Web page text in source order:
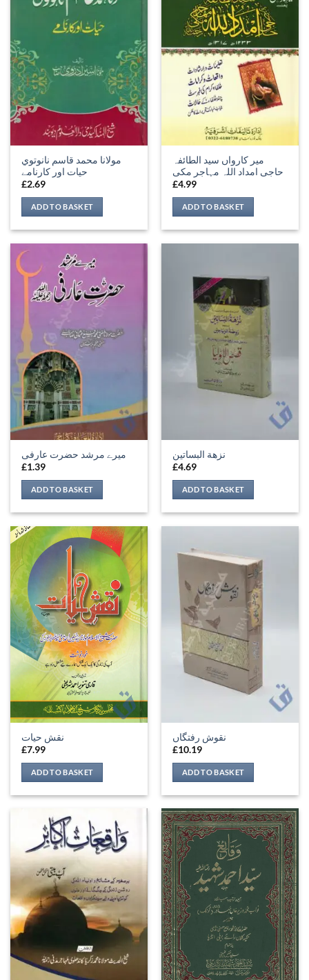
مولانا محمد قاسم نانوتوي
حیات اور کارنامے
£2.69
ADD TO BASKET
مير كارواں سید الطائفہ
حاجی امداد اللہ مہاجر مکی
£4.99
ADD TO BASKET
میرے مرشد حضرت عارفی
£1.39
ADD TO BASKET
نزهة البساتين
£4.69
ADD TO BASKET
نقش حیات
£7.99
ADD TO BASKET
نقوش رفتگاں
£10.19
ADD TO BASKET